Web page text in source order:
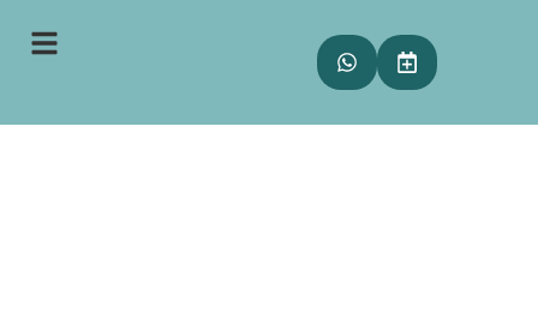
Katakan Tidak pada Kulit
Gradakan!